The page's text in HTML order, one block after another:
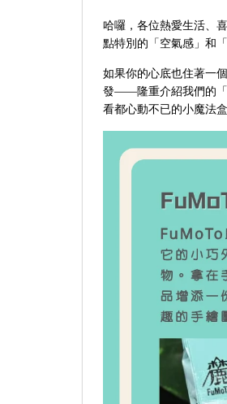
哈囉，各位熱愛生活、
點特別的「空氣感」和
如果你的心底也住著一
發——隆重介紹我們的「
看都心動不已的小魔法